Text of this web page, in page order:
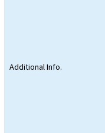
Additional Info.